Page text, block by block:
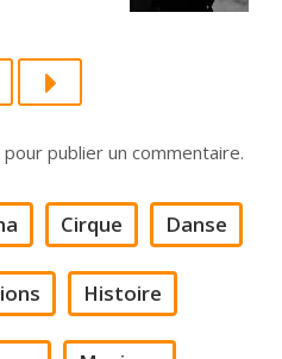
pour publier un commentaire.
Cirque Danse
Histoire